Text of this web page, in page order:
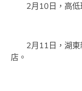
2月10日，高低
2月11日，湖東
店。